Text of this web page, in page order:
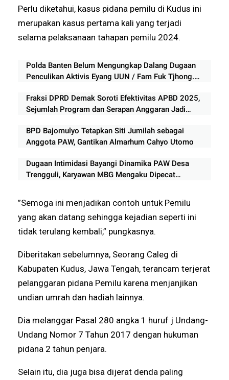
Perlu diketahui, kasus pidana pemilu di Kudus ini
merupakan kasus pertama kali yang terjadi
selama pelaksanaan tahapan pemilu 2024.
Polda Banten Belum Mengungkap Dalang Dugaan
Penculikan Aktivis Eyang UUN / Fam Fuk Tjhong.
WPI
Fraksi DPRD Demak Soroti Efektivitas APBD 2025,
Sejumlah Program dan Serapan Anggaran Jadi
BPD Bajomulyo Tetapkan Siti Jumilah sebagai
Anggota PAW, Gantikan Almarhum Cahyo Utomo
Dugaan Intimidasi Bayangi Dinamika PAW Desa
Trengguli, Karyawan MBG Mengaku Dipecat
”Semoga ini menjadikan contoh untuk Pemilu
yang akan datang sehingga kejadian seperti ini
tidak terulang kembali,” pungkasnya.
Diberitakan sebelumnya, Seorang Caleg di
Kabupaten Kudus, Jawa Tengah, terancam terjerat
pelanggaran pidana Pemilu karena menjanjikan
undian umrah dan hadiah lainnya.
Dia melanggar Pasal 280 angka 1 huruf j Undang-
Undang Nomor 7 Tahun 2017 dengan hukuman
pidana 2 tahun penjara.
Selain itu, dia juga bisa dijerat denda paling